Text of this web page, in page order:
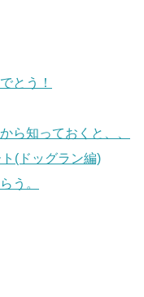
とう！
ら知っておくと、、
(ドッグラン編)
う。